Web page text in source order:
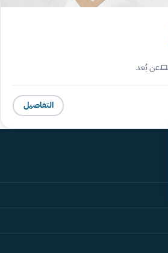
عن بُعد
التفاصيل